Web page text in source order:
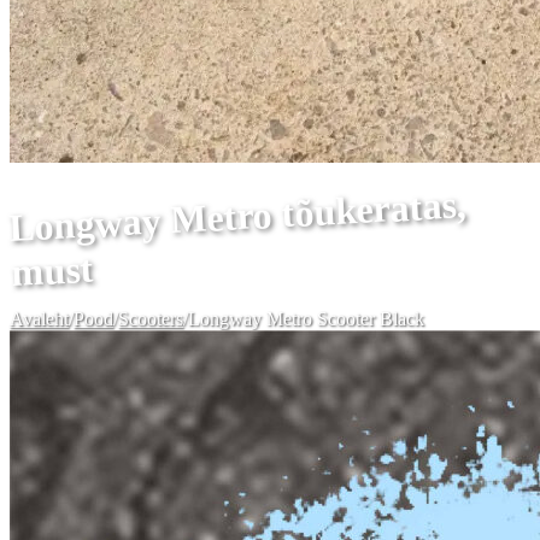
Longway Metro tõukeratas,
must
Avaleht/Pood/Scooters/Longway Metro Scooter Black